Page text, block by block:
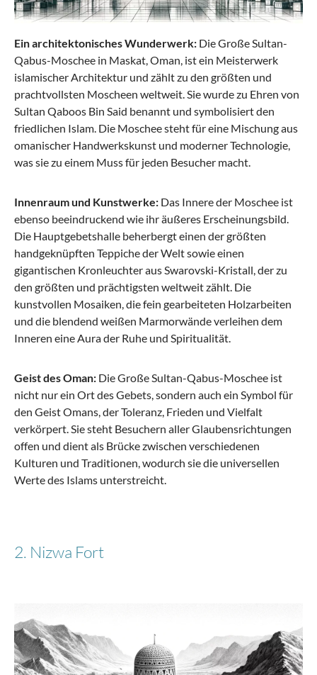
-56%
erweiterbar - olive
159,95 € ab 62,38 €
Stratic
BUZZ - Trolley S (55 cm) erweiterbar - rosso
Ein architektonisches Wunderwerk: Die Große Sultan-
Qabus-Moschee in Maskat, Oman, ist ein Meisterwerk
islamischer Architektur und zählt zu den größten und
prachtvollsten Moscheen weltweit. Sie wurde zu Ehren von
Sultan Qaboos Bin Said benannt und symbolisiert den
friedlichen Islam. Die Moschee steht für eine Mischung aus
omanischer Handwerkskunst und moderner Technologie,
was sie zu einem Muss für jeden Besucher macht.
Innenraum und Kunstwerke: Das Innere der Moschee ist
ebenso beeindruckend wie ihr äußeres Erscheinungsbild.
Die Hauptgebetshalle beherbergt einen der größten
handgeknüpften Teppiche der Welt sowie einen
gigantischen Kronleuchter aus Swarovski-Kristall, der zu
den größten und prächtigsten weltweit zählt. Die
kunstvollen Mosaiken, die fein gearbeiteten Holzarbeiten
und die blendend weißen Marmorwände verleihen dem
Inneren eine Aura der Ruhe und Spiritualität.
Geist des Oman: Die Große Sultan-Qabus-Moschee ist
nicht nur ein Ort des Gebets, sondern auch ein Symbol für
den Geist Omans, der Toleranz, Frieden und Vielfalt
verkörpert. Sie steht Besuchern aller Glaubensrichtungen
offen und dient als Brücke zwischen verschiedenen
Kulturen und Traditionen, wodurch sie die universellen
Werte des Islams unterstreicht.
2. Nizwa Fort